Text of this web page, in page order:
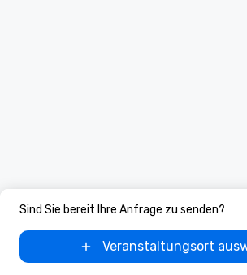
Sind Sie bereit Ihre Anfrage zu senden?
Veranstaltungsort